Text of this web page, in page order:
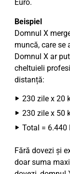
Euro.
Beispiel
Domnul X
muncă, care se
Domnul X ar
cheltuieli
distanță:
230 zile x 20
230 zile x 50
Total = 6.440
Fără dovezi și
doar suma